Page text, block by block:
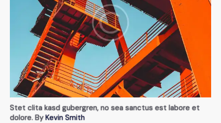
Stet clita kasd gubergren, no sea sanctus est labore et
dolore. ByKevin Smith